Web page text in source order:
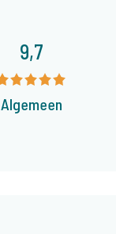
9,7
Algemeen